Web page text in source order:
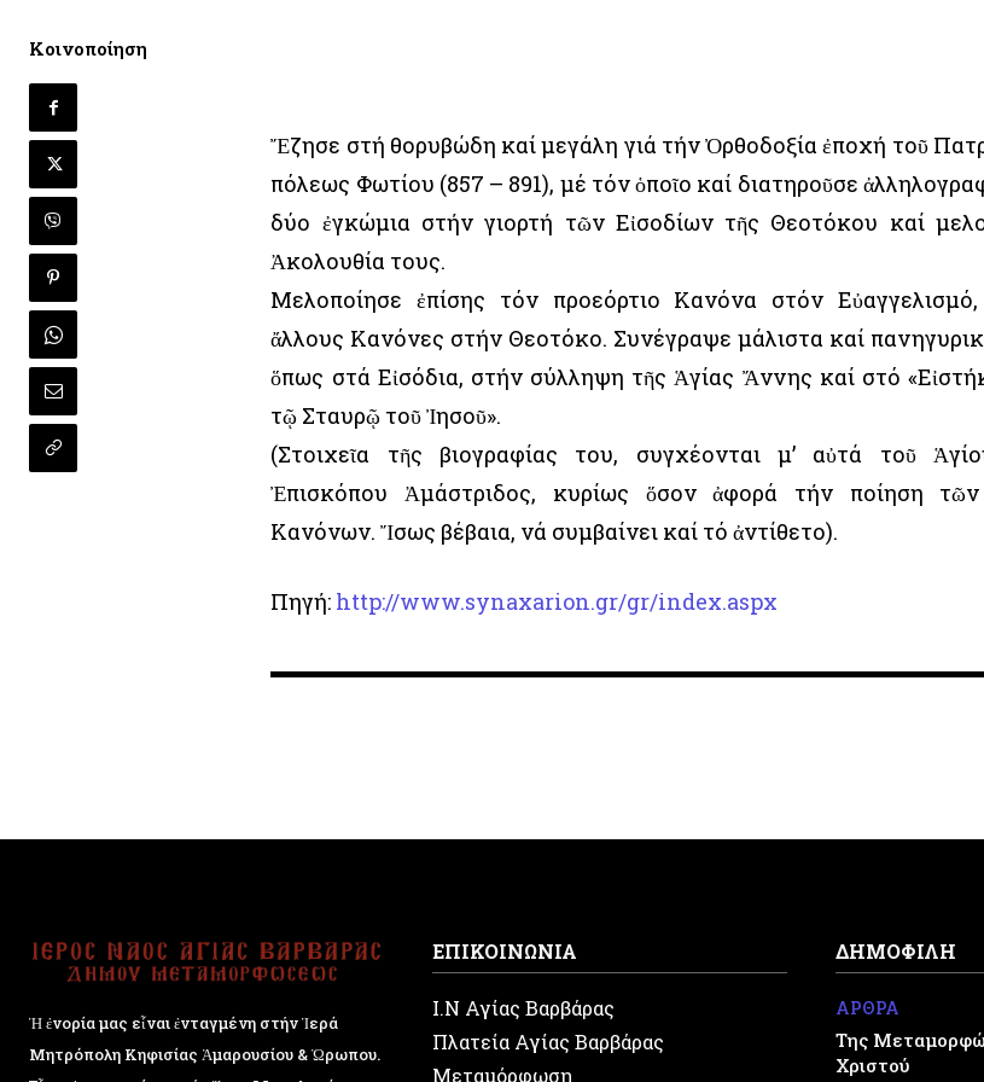
Κοινοποίηση
Ἔζησε στή θορυβώδη καί μεγάλη γιά τήν Ὀρθοδοξία ἐποχή τοῦ
πόλεως Φωτίου (857 – 891), μέ τόν ὁποῖο καί διατηροῦσε
δύο ἐγκώμια στήν γιορτή τῶν Εἰσοδίων τῆς Θεοτόκου καί
Ἀκολουθία τους.
Μελοποίησε ἐπίσης τόν προεόρτιο Κανόνα στόν
ἄλλους Κανόνες στήν Θεοτόκο. Συνέγραψε μάλιστα καί
ὅπως στά Εἰσόδια, στήν σύλληψη τῆς Ἁγίας Ἄννης καί στό
τῷ Σταυρῷ τοῦ Ἰησοῦ».
(Στοιχεῖα τῆς βιογραφίας του, συγχέονται μ’ αὐτά τοῦ
Ἐπισκόπου Ἀμάστριδος, κυρίως ὅσον ἀφορά τήν ποίηση τῶν
Κανόνων. Ἴσως βέβαια, νά συμβαίνει καί τό ἀντίθετο).
Πηγή: http://www.synaxarion.gr/gr/index.aspx
Ἡ ἐνορία μας εἶναι ἐνταγμένη στήν Ἱερά
Μητρόπολη Κηφισίας Ἁμαρουσίου & Ὠρωπου.
ΕΠΙΚΟΙΝΩΝΙΑ
Ι.Ν Αγίας Βαρβάρας
Πλατεία Αγίας Βαρβάρας
Μεταμόρφωση
ΔΗΜΟΦΙΛΗ
ΑΡΘΡΑ
Της
Χριστού